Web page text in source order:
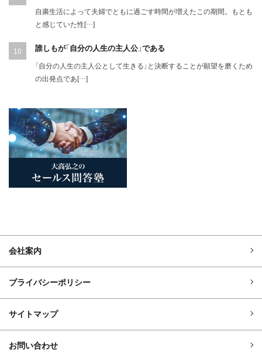
自粛生活によって夫婦でともに過ごす時間が増えたこの期間。もとも
と感じていた性[…]
誰しもが「自分の人生の主人公」である
「自分の人生の主人公として生きる」と決断することが願望を磨くため
の出発点であ[…]
会社案内
プライバシーポリシー
サイトマップ
お問い合わせ